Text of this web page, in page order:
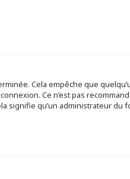
Cela empêche que
Ce n’est pas
signifie qu’un administrateur du